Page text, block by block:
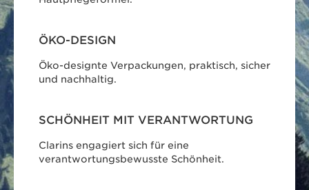
ÖKO-DESIGN
Öko-designte Verpackungen, praktisch, sicher
und nachhaltig.
SCHÖNHEIT MIT VERANTWORTUNG
Clarins engagiert sich für eine
verantwortungsbewusste Schönheit.